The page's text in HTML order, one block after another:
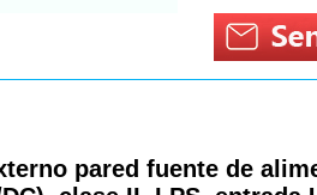
pared fuente de